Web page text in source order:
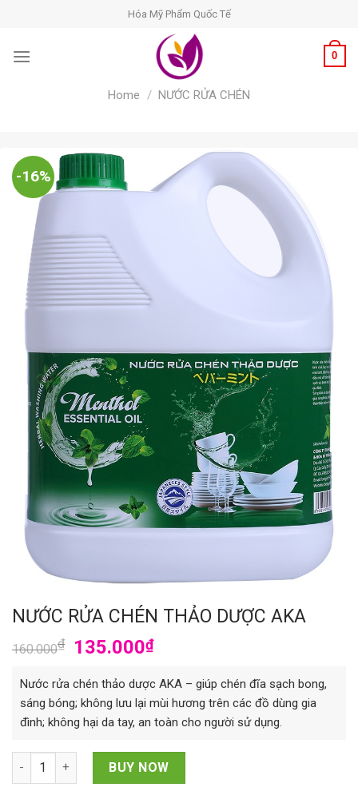
content
Hóa Mỹ Phẩm Quốc Tế
0
Home / NƯỚC RỬA CHÉN
-16%
NƯỚC RỬA CHÉN THẢO DƯỢC AKA
160.000₫ 135.000₫
Nước rửa chén thảo dược AKA – giúp chén đĩa sạch bong,
sáng bóng; không lưu lại mùi hương trên các đồ dùng gia
đình; không hại da tay, an toàn cho người sử dụng.
NƯỚC RỬA CHÉN THẢO DƯỢC AKA quantity
BUY NOW